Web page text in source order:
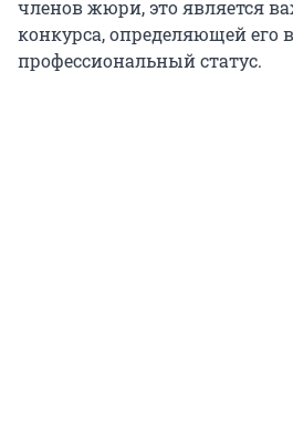
членов жюри, это является
конкурса, определяющей его
профессиональный статус.